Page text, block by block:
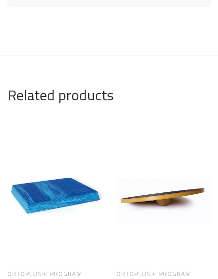
Related products
ORTOPEDSKI PROGRAM ORTOPEDSKI PROGRAM